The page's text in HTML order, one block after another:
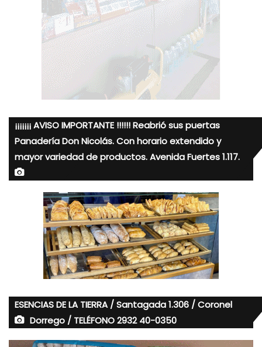
¡¡¡¡¡¡¡ AVISO IMPORTANTE !!!!!! Reabrió sus puertas
Panadería Don Nicolás. Con horario extendido y
mayor variedad de productos. Avenida Fuertes 1.117.
ESENCIAS DE LA TIERRA / Santagada 1.306 / Coronel
Dorrego / TELÉFONO 2932 40-0350